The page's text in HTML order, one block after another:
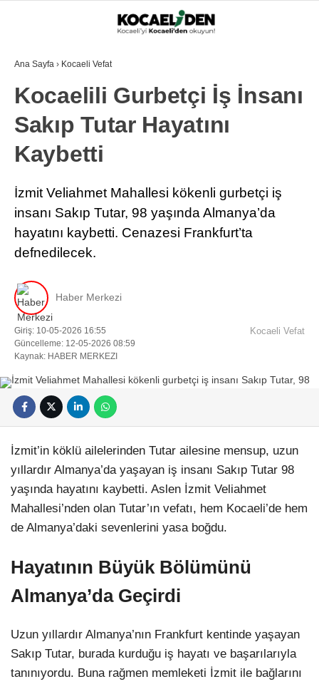
Dribbble
LinkedIn
30.5
GALERİ VİDEO
GÜNDEM
EKONOMI
SPOR
MAGAZIN
SAĞLIK
Ana Sayfa › Kocaeli Vefat
Kocaelili Gurbetçi İş İnsanı
Sakıp Tutar Hayatını
Kaybetti
İzmit Veliahmet Mahallesi kökenli gurbetçi iş
insanı Sakıp Tutar, 98 yaşında Almanya’da
hayatını kaybetti. Cenazesi Frankfurt’ta
defnedilecek.
Haber Merkezi
Giriş: 10-05-2026 16:55
Güncelleme: 12-05-2026 08:59
Kaynak: HABER MERKEZI
Kocaeli Vefat
İzmit’in köklü ailelerinden Tutar ailesine mensup, uzun
yıllardır Almanya’da yaşayan iş insanı Sakıp Tutar 98
yaşında hayatını kaybetti. Aslen İzmit Veliahmet
Mahallesi’nden olan Tutar’ın vefatı, hem Kocaeli’de hem
de Almanya’daki sevenlerini yasa boğdu.
Hayatının Büyük Bölümünü
Almanya’da Geçirdi
Uzun yıllardır Almanya’nın Frankfurt kentinde yaşayan
Sakıp Tutar, burada kurduğu iş hayatı ve başarılarıyla
tanınıyordu. Buna rağmen memleketi İzmit ile bağlarını